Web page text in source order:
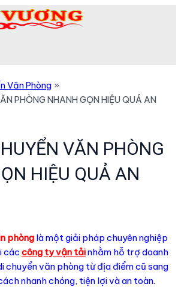
Văn Phòng
PHÒNG NHANH GỌN HIỆU QUẢ AN
VĂN PHÒNG
HIỆU QUẢ AN
phòng là một giải pháp chuyên nghiệp
các công ty vận tảinhằm hỗ trợ doanh
chuyển văn phòng từ địa điểm cũ sang
nhanh chóng, tiện lợi và an toàn.